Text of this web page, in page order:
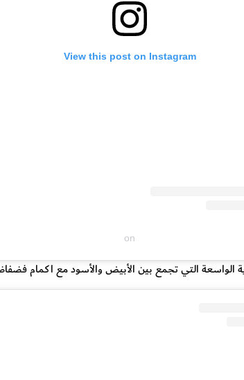
View this post on Instagram
on
الواسعة التي تجمع بين الأبيض والأسود مع اكمام